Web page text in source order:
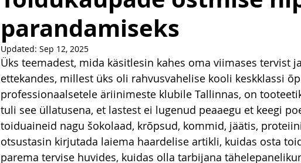
parandamiseks
Updated: Sep 12, 2025
Üks teemadest, mida käsitlesin kahes oma viimases tervist
ettekandes, millest üks oli rahvusvahelise kooli keskklassi
professionaalsetele äriinimeste klubile Tallinnas, on
tuli see üllatusena, et lastest ei lugenud peaaegu et keegi
toiduaineid nagu šokolaad, krõpsud, kommid, jäätis,
otsustasin kirjutada laiema haardelise artikli, kuidas osta
parema tervise huvides, kuidas olla tarbijana